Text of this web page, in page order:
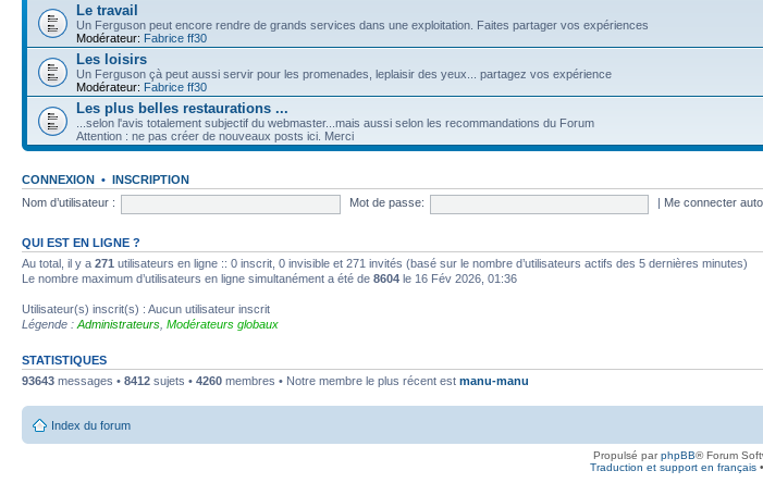
Le travail
Un Ferguson peut encore rendre de grands services dans une exploitation. Faites partager vos expériences
Modérateur: Fabrice ff30
Les loisirs
Un Ferguson çà peut aussi servir pour les promenades, leplaisir des yeux... partagez vos expérience
Modérateur: Fabrice ff30
Les plus belles restaurations ...
...selon l'avis totalement subjectif du webmaster...mais aussi selon les recommandations du Forum
Attention : ne pas créer de nouveaux posts ici. Merci
CONNEXION • INSCRIPTION
Nom d’utilisateur :
Mot de passe: Me connecter
QUI EST EN LIGNE ?
Au total, il y a 271 utilisateurs en ligne :: 0 inscrit, 0 invisible et 271 invités (basé sur le nombre d’utilisateurs actifs des 5 dernières minutes)
Le nombre maximum d’utilisateurs en ligne simultanément a été de 8604 le 16 Fév 2026, 01:36
Utilisateur(s) inscrit(s) : Aucun utilisateur inscrit
Légende : Administrateurs Modérateurs globaux
STATISTIQUES
93643 messages • 8412 sujets • 4260 membres • Notre membre le plus récent est manu-manu
Index du forum
Propulsé parphpBB® Forum
Traduction et support en français•